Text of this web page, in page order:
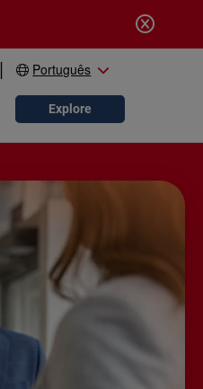
Português
Close search
Explore